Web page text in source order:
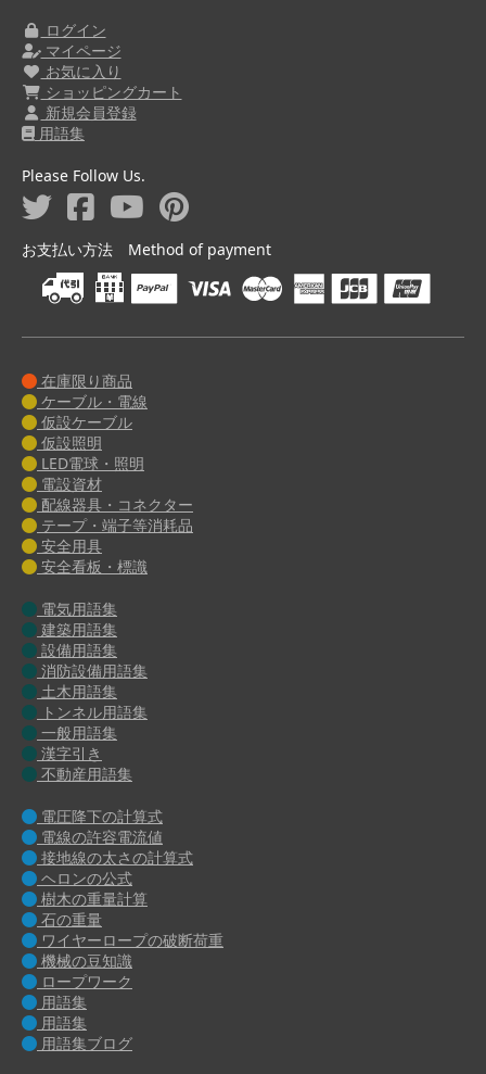
ログイン
マイページ
お気に入り
ショッピングカート
新規会員登録
用語集
Please Follow Us.
お支払い方法 Method of payment
在庫限り商品
ケーブル・電線
仮設ケーブル
仮設照明
LED電球・照明
電設資材
配線器具・コネクター
テープ・端子等消耗品
安全用具
安全看板・標識
電気用語集
建築用語集
設備用語集
消防設備用語集
土木用語集
トンネル用語集
一般用語集
漢字引き
不動産用語集
電圧降下の計算式
電線の許容電流値
接地線の太さの計算式
ヘロンの公式
樹木の重量計算
石の重量
ワイヤーロープの破断荷重
機械の豆知識
ロープワーク
用語集
用語集
用語集ブログ